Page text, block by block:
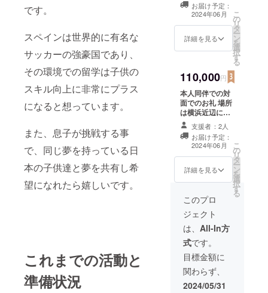
です。
スペインは世界的に有名な
サッカーの強豪国であり、
その環境での留学は子供の
スキル向上に非常にプラス
になると想っています。
また、息子が挑戦する事
で、同じ夢を持っている日
本の子供達と夢を共有し希
望になれたら嬉しいです。
これまでの活動と
準備状況
接お礼させて頂
きます ご希望の
日程（候補日を
3〜5つ）をご記
末まで とさ
せて頂きます
お届け予定：
2024年06月
詳細を見る
こ
の
リ
タ
ー
ン
を
選
択
す
る
110,000円
本人同伴での対
面でのお礼 場所
は横浜近辺にて
直接お会いして
お礼させて頂き
ます 備考欄にご
希望の日程（候
補日を3〜5つ）
ご記入お願い申
11月末まで と
させて頂きます
支援者：2人
お届け予定：
2024年06月
詳細を見る
こ
の
リ
タ
ー
ン
を
選
択
す
る
このプロ
ジェクト
は、 All-In方
式です。
目標金額に
関わらず、
2024/05/31